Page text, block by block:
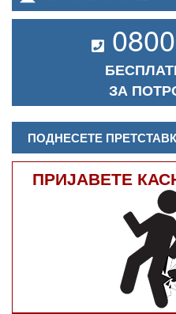
ЗА
ПОДНЕСЕТЕ
ПРИЈАВЕТЕ